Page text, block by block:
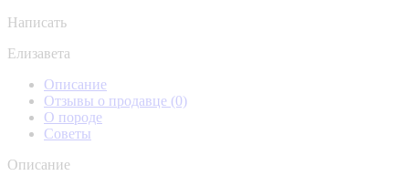
Написать
Елизавета
Описание
Отзывы о продавце (0)
О породе
Советы
Описание